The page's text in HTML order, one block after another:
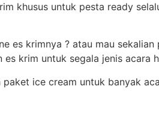
khusus untuk pesta ready
es krimnya ? atau mau
krim untuk segala jenis acara
ice cream untuk banyak